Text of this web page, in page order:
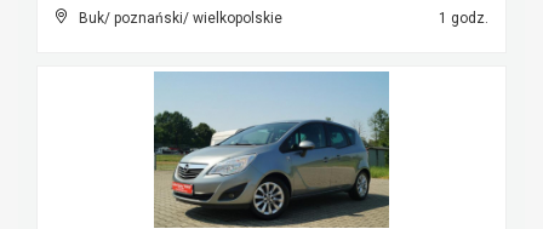
Buk/ poznański/ wielkopolskie 1 godz.